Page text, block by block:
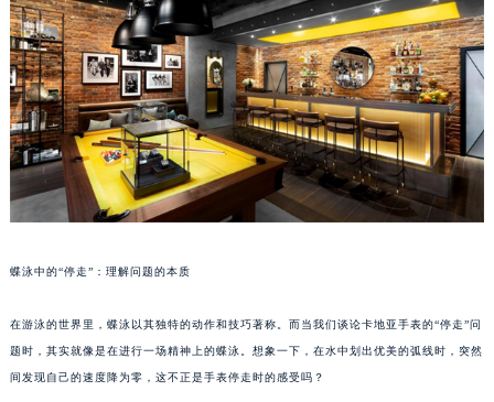
蝶泳中的“停走”：理解问题的本质
在游泳的世界里，蝶泳以其独特的动作和技巧著称。而当我们谈论卡地亚手表的“停走”问
题时，其实就像是在进行一场精神上的蝶泳。想象一下，在水中划出优美的弧线时，突然
间发现自己的速度降为零，这不正是手表停走时的感受吗？